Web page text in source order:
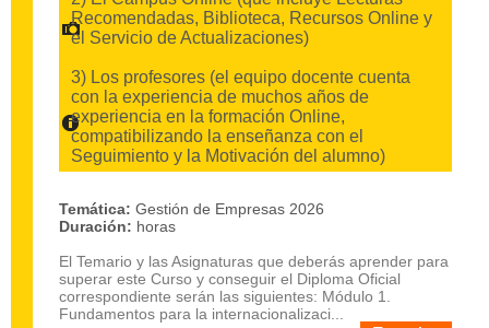
Recomendadas, Biblioteca, Recursos Online y
el Servicio de Actualizaciones)
3) Los profesores (el equipo docente cuenta
con la experiencia de muchos años de
experiencia en la formación Online,
compatibilizando la enseñanza con el
Seguimiento y la Motivación del alumno)
Temática: Gestión de Empresas 2026
Duración: horas
El Temario y las Asignaturas que deberás aprender para
superar este Curso y conseguir el Diploma Oficial
correspondiente serán las siguientes: Módulo 1.
Fundamentos para la internacionalizaci...